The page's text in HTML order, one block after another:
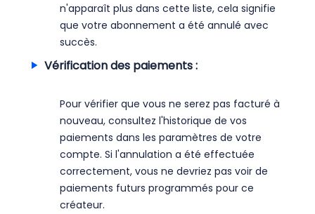
n'apparaît plus dans cette liste, cela signifie
que votre abonnement a été annulé avec
succès.
Vérification des paiements :
Pour vérifier que vous ne serez pas facturé à
nouveau, consultez l'historique de vos
paiements dans les paramètres de votre
compte. Si l'annulation a été effectuée
correctement, vous ne devriez pas voir de
paiements futurs programmés pour ce
créateur.